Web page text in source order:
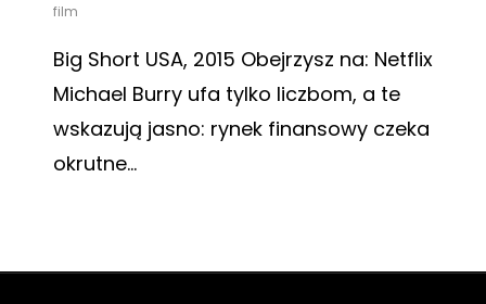
film
Big Short USA, 2015 Obejrzysz na: Netflix
Michael Burry ufa tylko liczbom, a te
wskazują jasno: rynek finansowy czeka
okrutne…